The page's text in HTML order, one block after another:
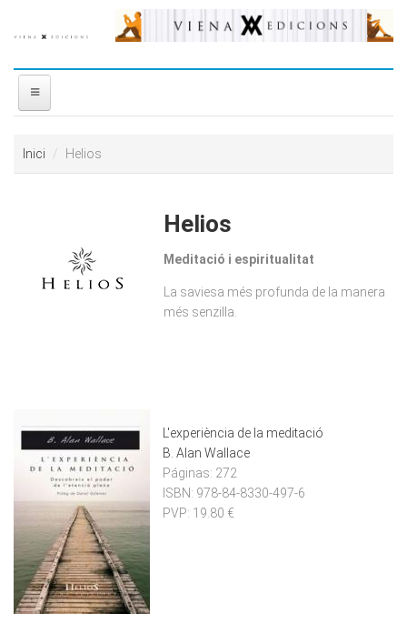
PREMIS
Inici Helios
Helios
Meditació i espiritualitat
La saviesa més profunda de la manera
més senzilla.
L'experiència de la meditació
B. Alan Wallace
Páginas: 272
ISBN: 978-84-8330-497-6
PVP: 19.80 €